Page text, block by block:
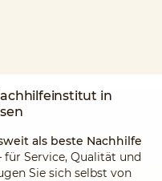
in
als beste Nachhilfe
für Service, Qualität und
Sie sich selbst von